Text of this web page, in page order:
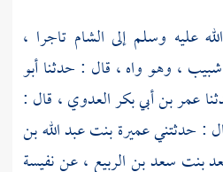
عليه وسلم إلى الشامتاجرا ،
، وهو واه ، قال : حدثناأبو
عمر بن أبي بكر العدوي ، قال :
: حدثتنيعميرة بنت عبد الله بن
بنت سعد بن الربيع ،عننفيسة